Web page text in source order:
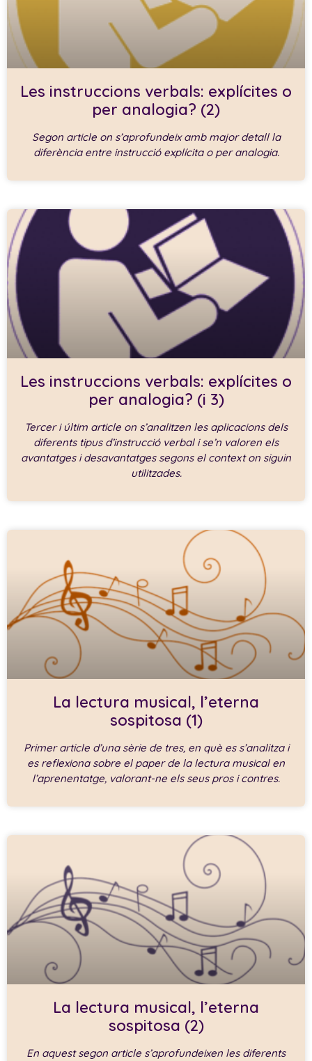
Les instruccions verbals: explícites o
per analogia? (2)
Segon article on s’aprofundeix amb major detall la
diferència entre instrucció explícita o per analogia.
Les instruccions verbals: explícites o
per analogia? (i 3)
Tercer i últim article on s’analitzen les aplicacions dels
diferents tipus d’instrucció verbal i se’n valoren els
avantatges i desavantatges segons el context on siguin
utilitzades.
La lectura musical, l’eterna
sospitosa (1)
Primer article d’una sèrie de tres, en què es s’analitza i
es reflexiona sobre el paper de la lectura musical en
l’aprenentatge, valorant-ne els seus pros i contres.
La lectura musical, l’eterna
sospitosa (2)
En aquest segon article s’aprofundeixen les diferents